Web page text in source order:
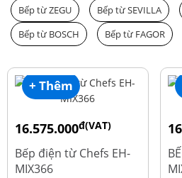
Bếp từ ZEGU
Bếp từ SEVILLA
Bếp từ BOSCH
Bếp từ FAGOR
+ Thêm
16.575.000đ(VAT)
19.500.000
Bếp điện từ Chefs EH-
MIX366